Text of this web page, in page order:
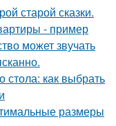
старой сказки.
- пример
может звучать
как выбрать
размеры